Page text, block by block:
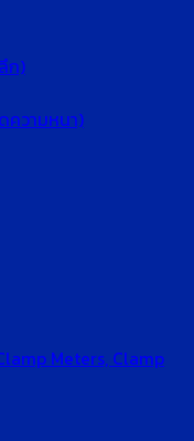
ก)
ความหนา)
Meters, Clamp